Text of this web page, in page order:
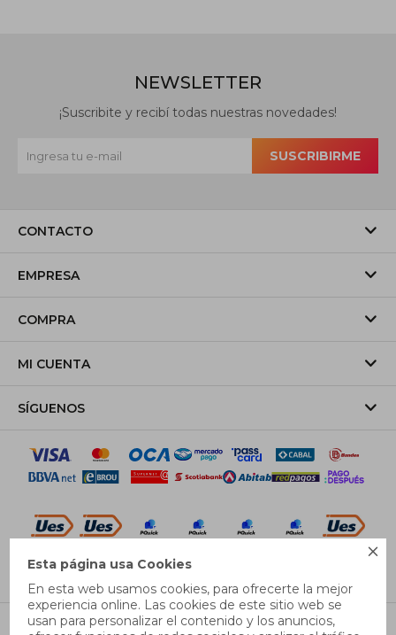

Esta página usa Cookies
En esta web usamos cookies, para ofrecerte la mejor
experiencia online. Las cookies de este sitio web se
usan para personalizar el contenido y los anuncios,
XS S M L XL
CONTACTO
EMPRESA
COMPRA
MI CUENTA
SÍGUENOS
NEWSLETTER
¡Suscribite y recibí todas nuestras novedades!
SUSCRIBIRME
© Copyright 2026 / Pricebox